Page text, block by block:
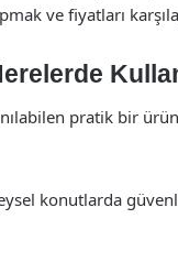
ve fiyatları
pratik bir
konutlarda